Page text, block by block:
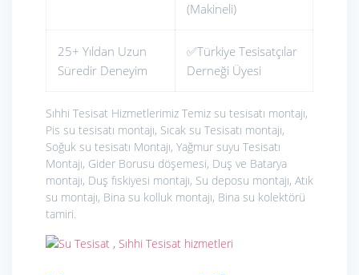
(Makineli)
25+ Yıldan Uzun
Süredir Deneyim
✅Türkiye Tesisatçılar
Derneği Üyesi
Sıhhi Tesisat Hizmetlerimiz Temiz su tesisatı montajı,
Pis su tesisatı montajı, Sıcak su Tesisatı montajı,
Soğuk su tesisatı Montajı, Yağmur suyu Tesisatı
Montajı, Gider Borusu döşemesi, Duş ve Batarya
montajı, Duş fıskiyesi montajı, Su deposu montajı, Atık
su montajı, Bina su kolluk montajı, Bina su kolektörü
tamiri.